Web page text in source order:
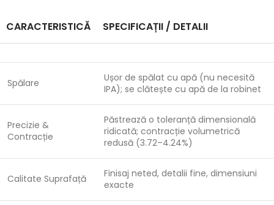
CARACTERISTICĂ SPECIFICAȚII / DETALII
Spălare
Ușor de spălat cu apă (nu necesită
IPA); se clătește cu apă de la robinet
Precizie &
Contracție
Păstrează o toleranță dimensională
ridicată; contracție volumetrică
redusă (3.72–4.24%)
Calitate Suprafață
Finisaj neted, detalii fine, dimensiuni
exacte